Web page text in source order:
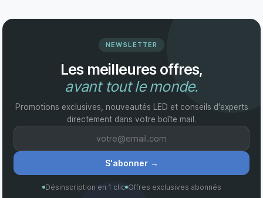
NEWSLETTER
Les meilleures offres,
avant tout le monde.
Promotions exclusives, nouveautés LED et conseils d'experts
directement dans votre boîte mail.
S'abonner →
Désinscription en 1 clic Offres exclusives abonnés